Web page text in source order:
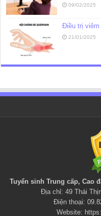
09/02/2025
Điều trị viêm
21/01/2025
Tuyển sinh Trung cấp, Cao
Địa chỉ: 49 Thái
Điện thoại:
Website: